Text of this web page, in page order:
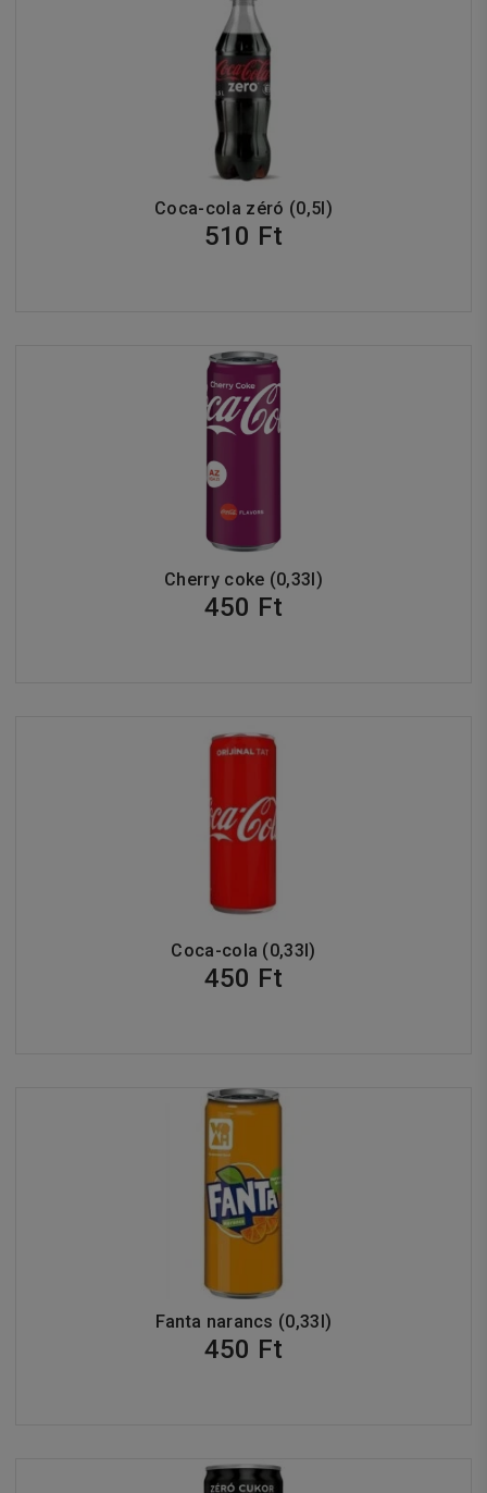
Coca-cola zéró (0,5l)
510 Ft
Cherry coke (0,33l)
450 Ft
Coca-cola (0,33l)
450 Ft
Fanta narancs (0,33l)
450 Ft